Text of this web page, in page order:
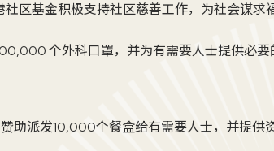
社区基金积极支持社区慈善工作，为社会谋求
个外科口罩，并为有需要人士提供必要
助派发10,000个餐盒给有需要人士，并提供